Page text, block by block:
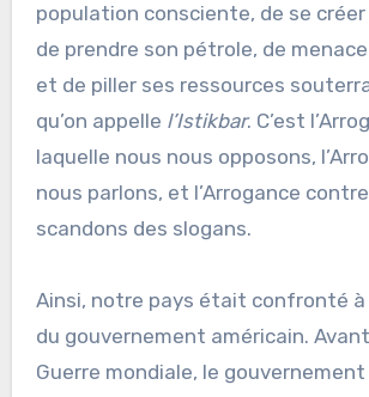
population consciente, de se
de prendre son pétrole, de
et de piller ses ressources
qu’on appelle l’Istikbar. C’est
laquelle nous nous opposons,
nous parlons, et l’Arrogance
scandons des slogans.
Ainsi, notre pays était confronté à
du gouvernement américain.
Guerre mondiale, le